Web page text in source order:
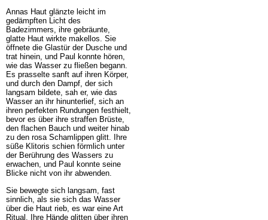
Annas Haut glänzte leicht im
gedämpften Licht des
Badezimmers, ihre gebräunte,
glatte Haut wirkte makellos. Sie
öffnete die Glastür der Dusche und
trat hinein, und Paul konnte hören,
wie das Wasser zu fließen begann.
Es prasselte sanft auf ihren Körper,
und durch den Dampf, der sich
langsam bildete, sah er, wie das
Wasser an ihr hinunterlief, sich an
ihren perfekten Rundungen festhielt,
bevor es über ihre straffen Brüste,
den flachen Bauch und weiter hinab
zu den rosa Schamlippen glitt. Ihre
süße Klitoris schien förmlich unter
der Berührung des Wassers zu
erwachen, und Paul konnte seine
Blicke nicht von ihr abwenden.
Sie bewegte sich langsam, fast
sinnlich, als sie sich das Wasser
über die Haut rieb, es war eine Art
Ritual. Ihre Hände glitten über ihren